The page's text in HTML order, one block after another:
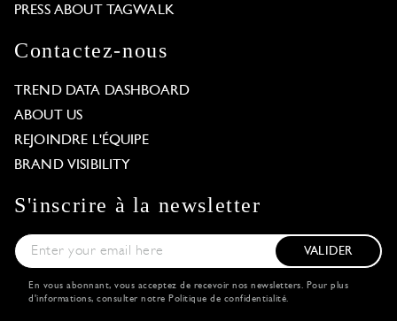
PRESS ABOUT TAGWALK
Contactez-nous
TREND DATA DASHBOARD
ABOUT US
REJOINDRE L'ÉQUIPE
BRAND VISIBILITY
S'inscrire à la newsletter
VALIDER
En vous abonnant, vous acceptez de recevoir nos newsletters. Pour plus
d'informations, consulter notre Politique de confidentialité.